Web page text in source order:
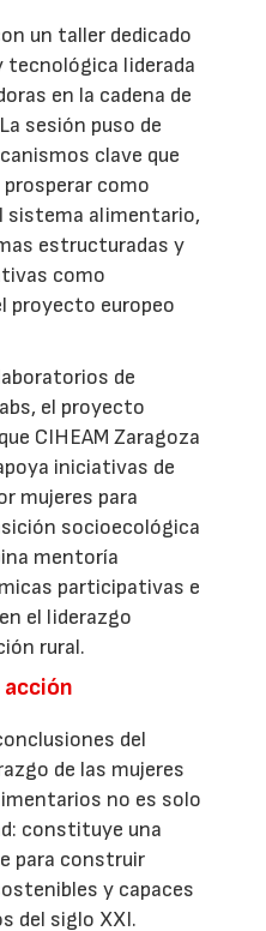
un taller dedicado
tecnológica liderada
en la cadena de
sesión puso de
clave que
como
sistema alimentario,
estructuradas y
como
proyecto europeo
de
el proyecto
CIHEAM Zaragoza
iniciativas de
mujeres para
socioecológica
mentoría
participativas e
el liderazgo
rural.
del
de las mujeres
no es solo
constituye una
para construir
y capaces
del siglo XXI.